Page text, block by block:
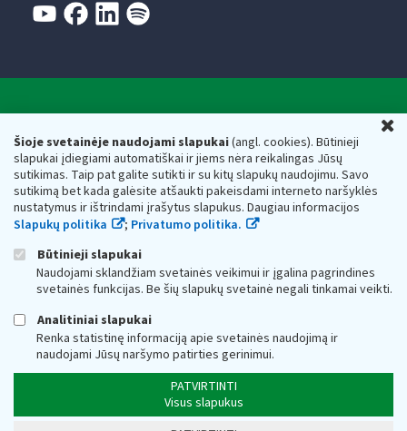
Šioje svetainėje naudojami slapukai(angl. cookies). Būtinieji
slapukai įdiegiami automatiškai ir jiems nėra reikalingas Jūsų
sutikimas. Taip pat galite sutikti ir su kitų slapukų naudojimu. Savo
sutikimą bet kada galėsite atšaukti pakeisdami interneto naršyklės
nustatymus ir ištrindami įrašytus slapukus. Daugiau informacijos
Slapukų politika
; Privatumo politika.
Būtinieji slapukai
Naudojami sklandžiam svetainės veikimui ir įgalina pagrindines
svetainės funkcijas. Be šių slapukų svetainė negali tinkamai veikti.
Analitiniai slapukai
Renka statistinę informaciją apie svetainės naudojimą ir
naudojami Jūsų naršymo patirties gerinimui.
PATVIRTINTI
Visus slapukus
Valstybinė mokesčių inspekcija prie Lietuvos
Respublikos finansų ministerijos
Biudžetinė įstaiga. Juridinio asmens kodas — 188659752,
adresas: Vasario 16-osios g. 14, 01107 Vilnius, Lietuva, el.paštas:
vmi@vmi.lt , E. pristatymo dėžutės adresas 188659752
Duomenys apie Valstybinę mokesčių inspekciją prie Lietuvos
Respublikos finansų ministerijos kaupiami ir saugomi Juridinių